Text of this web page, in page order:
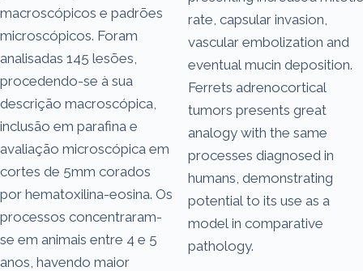
macroscópicos e padrões
microscópicos. Foram
analisadas 145 lesões,
procedendo-se à sua
descrição macroscópica,
inclusão em parafina e
avaliação microscópica em
cortes de 5mm corados
por hematoxilina-eosina. Os
processos concentraram-
se em animais entre 4 e 5
anos, havendo maior
rate, capsular invasion,
vascular embolization and
eventual mucin deposition.
Ferrets adrenocortical
tumors presents great
analogy with the same
processes diagnosed in
humans, demonstrating
potential to its use as a
model in comparative
pathology.